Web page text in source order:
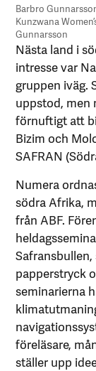
Barbro
Kunzwana
Gunnarsson
Nästa land i
intresse var
gruppen iväg.
uppstod, men
förnuftigt att
Bizim och
SAFRAN
Numera
södra Afrika,
från ABF.
Safransbullen,
papperstryck
seminarierna
föreläsare,
ställer upp